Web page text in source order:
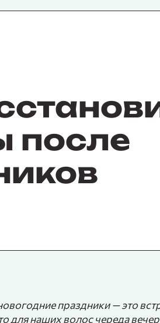
после
праздники — это
для наших волос череда